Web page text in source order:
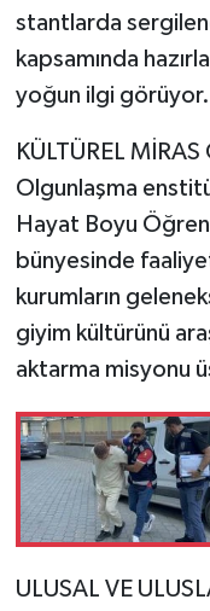
stantlarda
kapsamında
yoğun ilgi görüyor.
KÜLTÜREL
Olgunlaşma
Hayat Boyu
bünyesinde
kurumların
giyim kültürünü
aktarma misyonu
ULUSAL VE